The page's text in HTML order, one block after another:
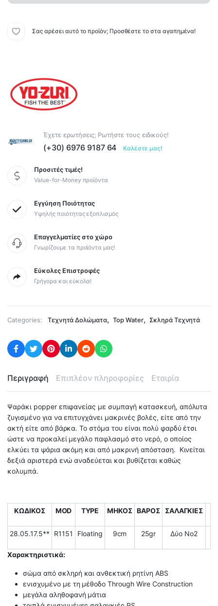
Σας αρέσει αυτό το προϊόν; Προσθέστε το στα αγαπημένα!
Έχετε ερωτήσεις; Ρωτήστε τους ειδικούς!
(+30) 6976 9187 64 Καλέστε μας!
Προσιτές τιμές!
Value-for-Money προϊόντα
Εγγύηση Ποιότητας
Υψηλής ποιότητας εξοπλισμός
Επαγγελματίες στο χώρο
Γνωρίζουμε τα προϊόντα μας!
Εύκολες Επιστροφές
Γρήγορα και εύκολα!
Categories: Τεχνητά Δολώματα, Top Water, Σκληρά Τεχνητά
Περιγραφή Επιπλέον πληροφορίες Εταιρία
Ψαράκι popper επιφανείας με συμπαγή κατασκευή, απόλυτα
ζυγισμένο για να επιτυγχάνει μακρινές βολές, είτε από την
ακτή είτε από βάρκα. Το στόμα του είναι πολύ φαρδύ έτσι
ώστε να προκαλεί μεγάλο παφλασμό στο νερό, ο οποίος
ελκύει τα ψάρια ακόμη και από μακρινή απόσταση. Κινείται
δεξιά αριστερά ενώ αναδεύεται και βυθίζεται καθώς
κολυμπά.
ΚΩΔΙΚΟΣ MOD TYPE ΜΗΚΟΣ ΒΑΡΟΣ ΣΑΛΑΓΚΙΕΣ
28.05.17.5** R1151 Floating 9cm 25gr Δύο Νο2
Χαρακτηριστικά:
σώμα από σκληρή και ανθεκτική ρητίνη ABS
ενισχυμένο με τη μέθοδο Τhrough Wire Construction
μεγάλα αληθοφανή μάτια